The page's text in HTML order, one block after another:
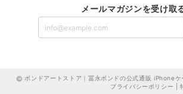
メールマガジンを受け取
ボンドアートストア｜冨永ボンドの公式通販 iPhoneケ
プライバシーポリシー
|